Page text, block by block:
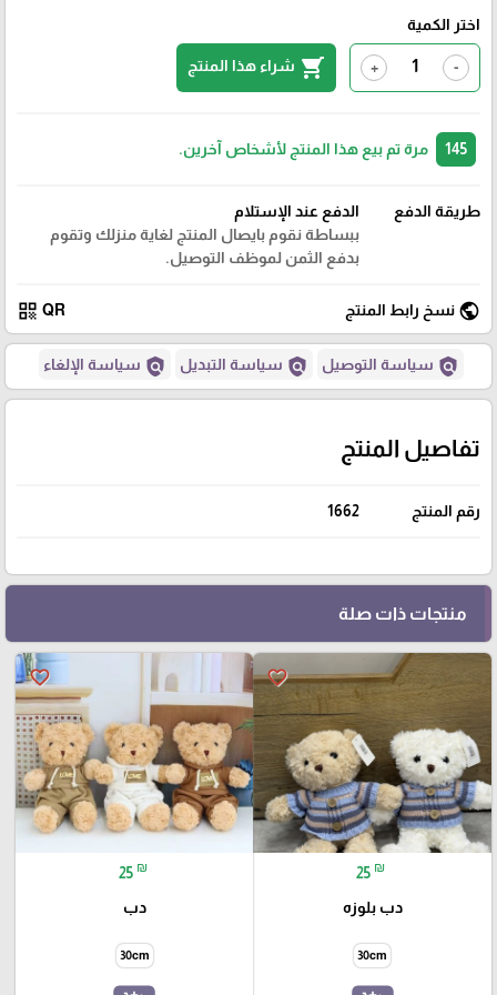
اختر الكمية
-
+
shopping_cart شراء هذا المنتج
مرة تم بيع هذا المنتج لأشخاص آخرين.
طريقة الدفع
الدفع عند الإستلام
ببساطة نقوم بايصال المنتج لغاية منزلك وتقوم
بدفع الثمن لموظف التوصيل.
public نسخ رابط المنتج QR
qr_code
policy سياسة التوصيل policy سياسة التبديل policy سياسة الإلغاء
تفاصيل المنتج
رقم المنتج 1662
منتجات ذات صلة
favorite_border
25 ₪
دب بلوزه
30cm
favorite_border
25 ₪
دب
30cm